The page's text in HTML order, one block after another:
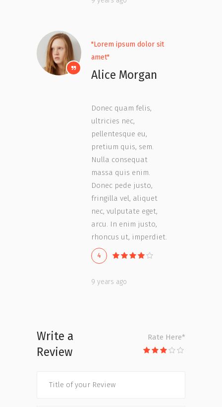
"Lorem ipsum dolor sit
amet"
Alice Morgan
Donec quam felis,
ultricies nec,
pellentesque eu,
pretium quis, sem.
Nulla consequat
massa quis enim.
Donec pede justo,
fringilla vel, aliquet
nec, vulputate eget,
arcu. In enim justo,
rhoncus ut, imperdiet.
4
9 years ago
Write a
Review
Rate Here*